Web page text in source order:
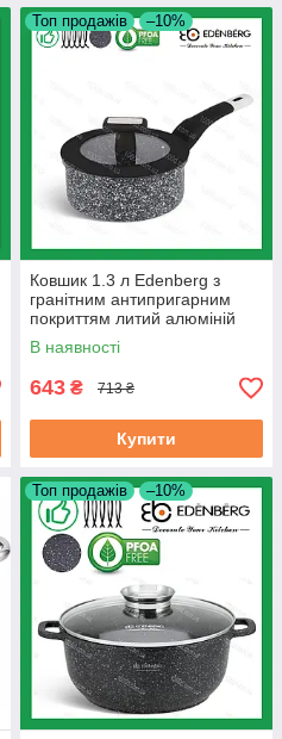
Топ продажів –10%
Ковшик 1.3 л Edenberg з
гранітним антипригарним
покриттям литий алюміній
(EB-3327)
В наявності
643 ₴ 713 ₴
Купити
Топ продажів –10%